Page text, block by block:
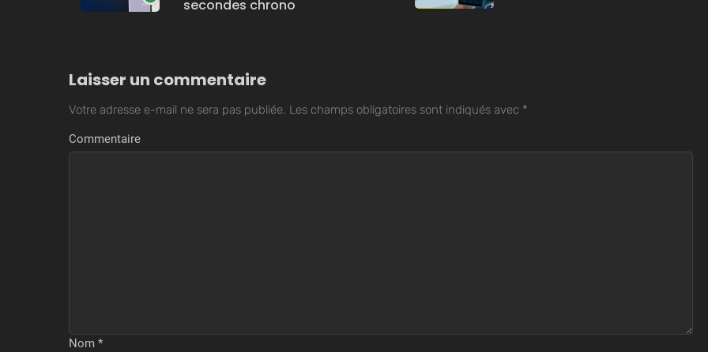
secondes chrono
Laisser un commentaire
Votre adresse e-mail ne sera pas publiée. Les champs obligatoires sont indiqués avec *
Commentaire
Nom *